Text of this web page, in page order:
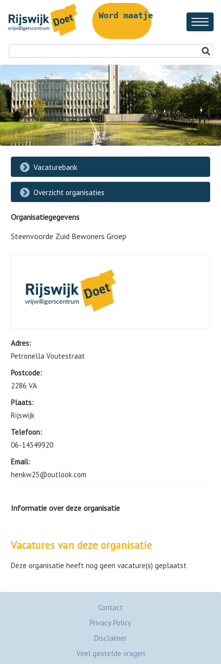
Word maatje!
Vacaturebank
Overzicht organisaties
Organisatiegegevens
Steenvoorde Zuid Bewoners Groep
Adres:
Petronella Voutestraat
Postcode:
2286 VA
Plaats:
Rijswijk
Telefoon:
06-14349920
Email:
henkw25@outlook.com
Informatie over deze organisatie
Vacatures van deze organisatie
Deze organisatie heeft nog geen vacature(s) geplaatst
Contact
Privacy Policy
Disclaimer
Veel gestelde vragen